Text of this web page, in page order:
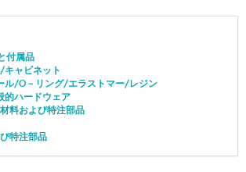
付属品
ャビネット
ル/O－リング/エラストマー/レジン
的ハードウェア
料および特注部品
特注部品